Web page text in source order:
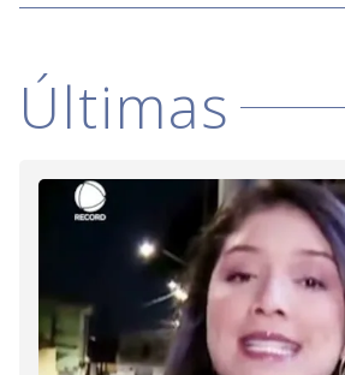
V
i
d
e
o
d
Últimas